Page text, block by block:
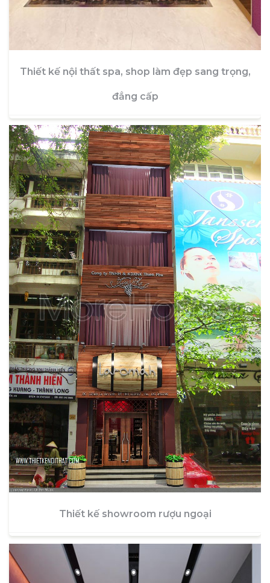
Thiết kế nội thất spa, shop làm đẹp sang trọng,
đẳng cấp
Thiết kế showroom rượu ngoại